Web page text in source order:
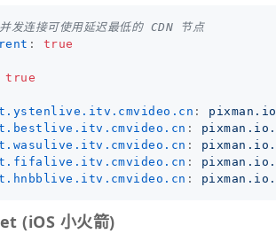
发连接可使用延迟最低的 CDN 节点
: true
true
:
:
:
:
:
(iOS 小火箭)